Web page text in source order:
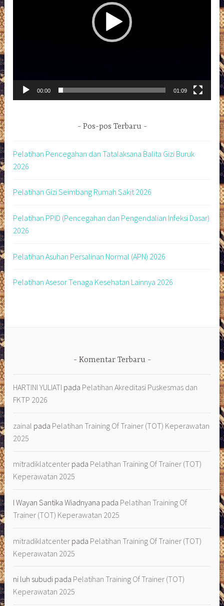
00:00 01:09
Pos-pos Terbaru
Pelatihan Pencegahan dan Tatalaksana Balita Gizi Buruk
2026
Pelatihan Gizi Seimbang Rumah Sakit 2026
Pelatihan PPID (Pencegahan dan Pengendalian Infeksi Dasar)
2026
Pelatihan Asuhan Persalinan Normal (APN) 2026
Pelatihan Asesor Tenaga Kesehatan Lainnya 2026
Komentar Terbaru
HARTINI YULIATI pada Pelatihan Akreditasi Puskesmas dan
FKTP 2026
zainal pada Pelatihan Training Of Trainer (TOT) Keperawatan
2025
mitradiklatcenter pada Pelatihan Training Of Trainer (TOT)
Keperawatan 2025
I Wayan Santika Wiadnyana pada Pelatihan Training Of
Trainer (TOT) Keperawatan 2025
mitradiklatcenter pada Pelatihan Training Of Trainer (TOT)
Keperawatan 2025
ni luh subudi pada Pelatihan Training Of Trainer (TOT)
Keperawatan 2025